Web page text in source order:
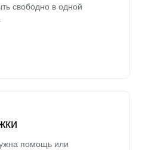
свободно в одной
помощь или